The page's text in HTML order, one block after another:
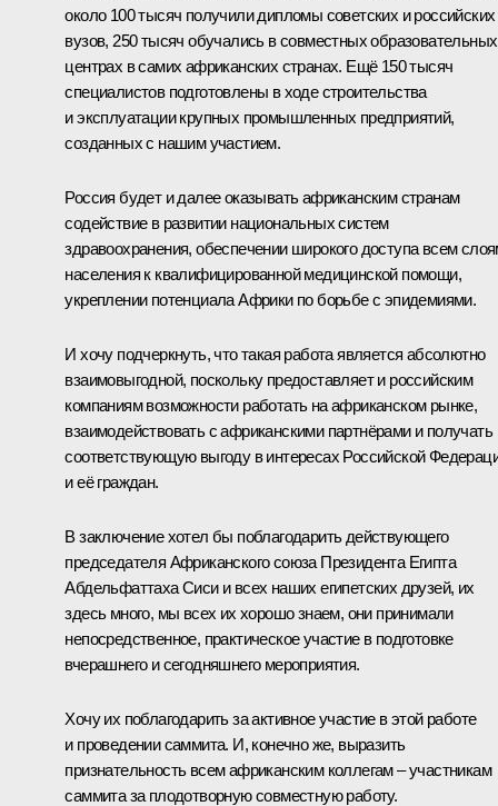
около 100 тысяч получили дипломы советских и российских
вузов, 250 тысяч обучались в совместных образовательных
центрах в самих африканских странах. Ещё 150 тысяч
специалистов подготовлены в ходе строительства
и эксплуатации крупных промышленных предприятий,
созданных с нашим участием.
Россия будет и далее оказывать африканским странам
содействие в развитии национальных систем
здравоохранения, обеспечении широкого доступа всем
населения к квалифицированной медицинской помощи,
укреплении потенциала Африки по борьбе с эпидемиями.
И хочу подчеркнуть, что такая работа является абсолютно
взаимовыгодной, поскольку предоставляет и российским
компаниям возможности работать на африканском рынке,
взаимодействовать с африканскими партнёрами и получать
соответствующую выгоду в интересах Российской
и её граждан.
В заключение хотел бы поблагодарить действующего
председателя Африканского союза Президента Египта
Абдельфаттаха Сиси и всех наших египетских друзей, их
здесь много, мы всех их хорошо знаем, они принимали
непосредственное, практическое участие в подготовке
вчерашнего и сегодняшнего мероприятия.
Хочу их поблагодарить за активное участие в этой работе
и проведении саммита. И, конечно же, выразить
признательность всем африканским коллегам – участникам
саммита за плодотворную совместную работу.